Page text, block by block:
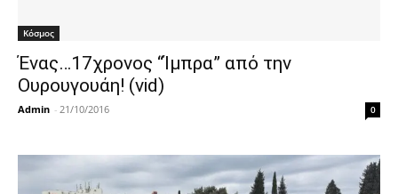
Κόσμος
Ένας…17χρονος “Ίμπρα” από την
Ουρουγουάη! (vid)
Admin - 21/10/2016 0